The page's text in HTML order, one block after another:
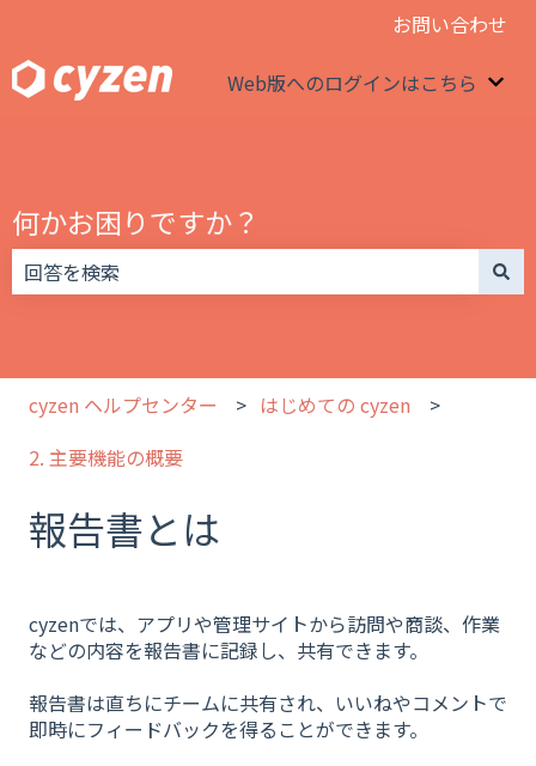
お問い合わせ
Web版へのログインはこちら
何かお困りですか？
cyzen ヘルプセンター
はじめての cyzen
2. 主要機能の概要
報告書とは
cyzenでは、アプリや管理サイトから訪問や商談、作業
などの内容を報告書に記録し、共有できます。
報告書は直ちにチームに共有され、いいねやコメントで
即時にフィードバックを得ることができます。